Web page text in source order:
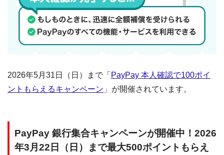
2026年5月31日（日）まで「 PayPay 本人確認で100ポイ
ントもらえるキャンペーン 」が開催されています。
PayPay 銀行集合キャンペーンが開催中！2026
年3月22日（日）まで最大500ポイントもらえ